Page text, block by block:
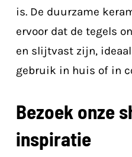
is. De duurzame
ervoor dat de tegels
en slijtvast zijn,
gebruik in huis of in
Bezoek onze
inspiratie